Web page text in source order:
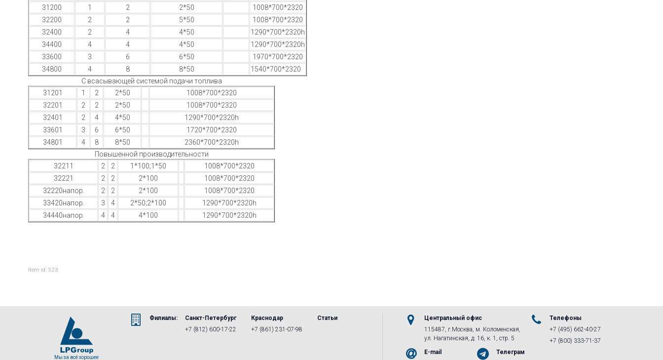
31200 1 2 2*50
1008*700*2320
32200
2 2 5*50
1008*700*2320
32400
2 4 4*50
1290*700*2320h
34400
4 4 4*50
1290*700*2320h
33600
3 6 6*50
1970*700*2320
34800
4 8 8*50
1540*700*2320
С всасывающей системой подачи топлива
31201
1 2 2*50
1008*700*2320
32201
2 2 2*50
1008*700*2320
32401
2 4 4*50
1290*700*2320h
33601
3 6 6*50
1720*700*2320
34801
4 8 8*50
2360*700*2320h
Повышенной производительности
32211
2 2 1*100;1*50
1008*700*2320
32221
2 2 2*100
1008*700*2320
32220напор.
2 2 2*100
1008*700*2320
33420напор.
3 4 2*50;2*100
1290*700*2320h
34440напор.
4 4 4*100 1290*700*2320h
Item id: 5:23
Филиалы:
Санкт-Петербург
+7 (812) 600-17-22
Краснодар
+7 (861) 231-07-98
Статьи
Центральный офис
115487, г.Москва, м. Коломенская,
ул. Нагатинская, д. 16, к. 1, стр. 5
Телефоны
+7 (495) 662-40-27
+7 (800) 333-71-37
E-mail
Телеграм